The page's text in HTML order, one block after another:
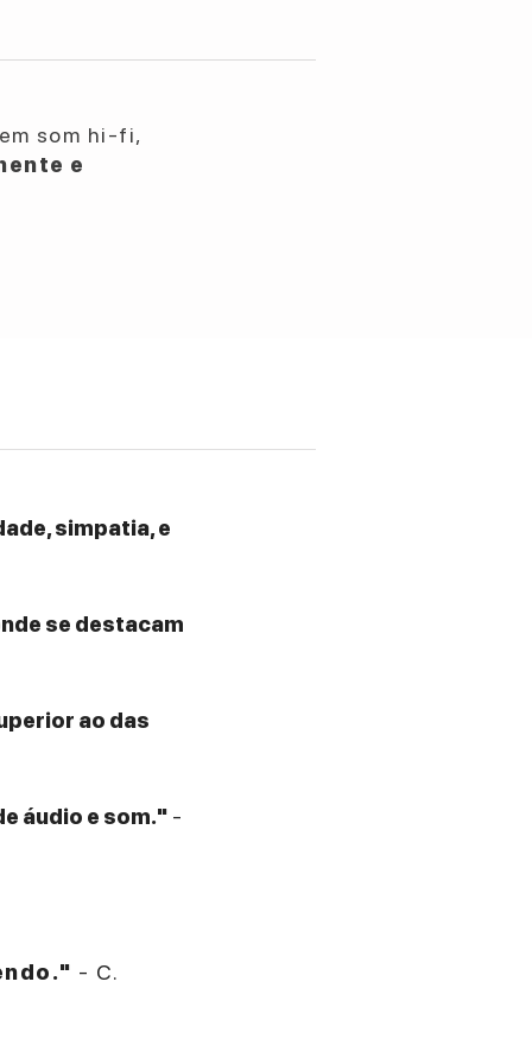
som hi-fi,
e
simpatia, e
se destacam
ao das
áudio e som." -
- C.